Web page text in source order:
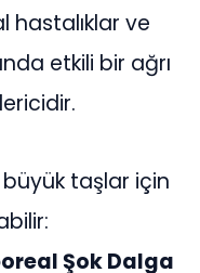
hastalıklar ve
etkili bir ağrı
taşlar için
Şok Dalga